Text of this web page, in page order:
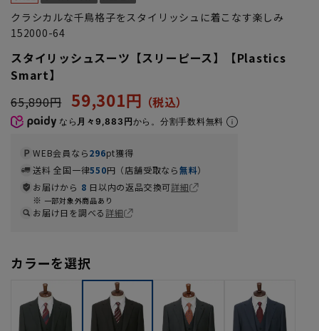
クラシカルな千鳥格子をスタイリッシュに着こなす楽しみ
152000-64
スタイリッシュスーツ【スリーピース】【Plastics
Smart】
65,890円 59,301円
なら 月々9,883円から。分割手数料無料
WEB会員なら296pt獲得
送料 全国一律550円（店舗受取なら無料）
お届けから 8 日以内の返品交換可詳細
一部対象外商品あり
お届け日を調べる詳細
カラーを選択